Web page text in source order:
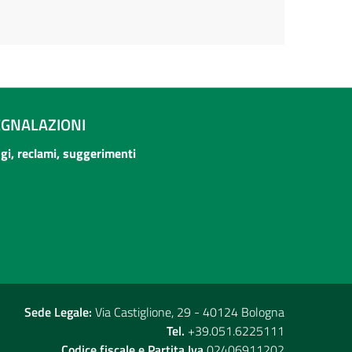
reclami, suggerimenti
Sede Legale: Via Castiglione, 29 - 40124 Bologna
Tel. +39.051.6225111